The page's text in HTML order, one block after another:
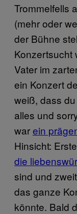
Trommelfells
(mehr oder
der Bühne
Konzertsucht
Vater im
ein Konzert
weiß, dass
alles und
warein
Hinsicht:
die
sind und
das ganze
könnte. Bald